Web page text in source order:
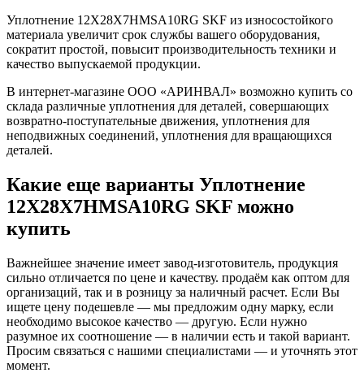
Уплотнение 12X28X7HMSA10RG SKF из износостойкого
материала увеличит срок службы вашего оборудования,
сократит простой, повысит производительность техники и
качество выпускаемой продукции.
В интернет-магазине ООО «АРИНВАЛ» возможно купить со
склада различные уплотнения для деталей, совершающих
возвратно-поступательные движения, уплотнения для
неподвижных соединений, уплотнения для вращающихся
деталей.
Какие еще варианты Уплотнение
12X28X7HMSA10RG SKF можно
купить
Важнейшее значение имеет завод-изготовитель, продукция
сильно отличается по цене и качеству. продаём как оптом для
организаций, так и в розницу за наличный расчет. Если Вы
ищете цену подешевле — мы предложим одну марку, если
необходимо высокое качество — другую. Если нужно
разумное их соотношение — в наличии есть и такой вариант.
Просим связаться с нашими специалистами — и уточнять этот
момент.